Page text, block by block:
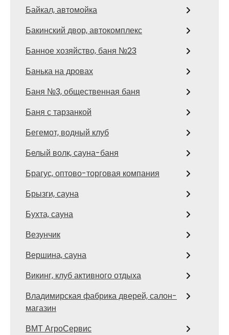
Байкал, автомойка
Бакинский двор, автокомплекс
Банное хозяйство, баня №23
Банька на дровах
Баня №3, общественная баня
Баня с тарзанкой
Бегемот, водный клуб
Белый волк, сауна-баня
Брагус, оптово-торговая компания
Брызги, сауна
Бухта, сауна
Везунчик
Вершина, сауна
Викинг, клуб активного отдыха
Владимирская фабрика дверей, салон-
магазин
ВМТ АгроСервис